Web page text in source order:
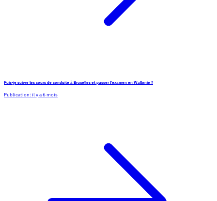
Puis-je suivre les cours de conduite à Bruxelles et passer l'examen en Wallonie ?
Publication: il y a 6 mois